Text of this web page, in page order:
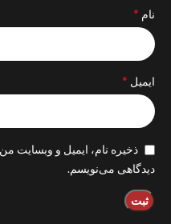
نام *
ایمیل *
ذخیره نام، ایمیل و وبسایت
دیدگاهی می‌نویسم.